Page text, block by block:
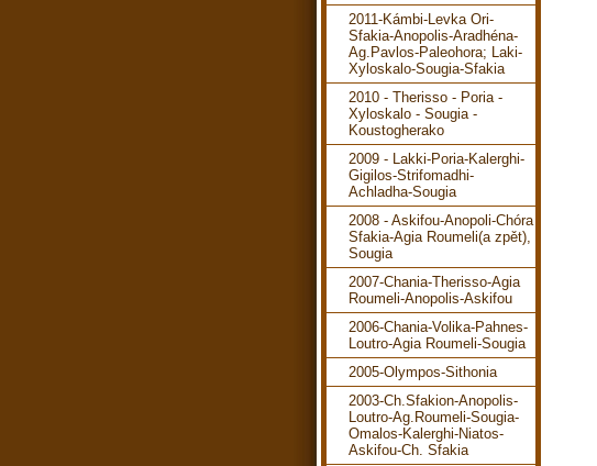
2011-Kámbi-Levka Ori-
Sfakia-Anopolis-Aradhéna-
Ag.Pavlos-Paleohora; Laki-
Xyloskalo-Sougia-Sfakia
2010 - Therisso - Poria -
Xyloskalo - Sougia -
Koustogherako
2009 - Lakki-Poria-Kalerghi-
Gigilos-Strifomadhi-
Achladha-Sougia
2008 - Askifou-Anopoli-Chóra
Sfakia-Agia Roumeli(a zpět),
Sougia
2007-Chania-Therisso-Agia
Roumeli-Anopolis-Askifou
2006-Chania-Volika-Pahnes-
Loutro-Agia Roumeli-Sougia
2005-Olympos-Sithonia
2003-Ch.Sfakion-Anopolis-
Loutro-Ag.Roumeli-Sougia-
Omalos-Kalerghi-Niatos-
Askifou-Ch. Sfakia